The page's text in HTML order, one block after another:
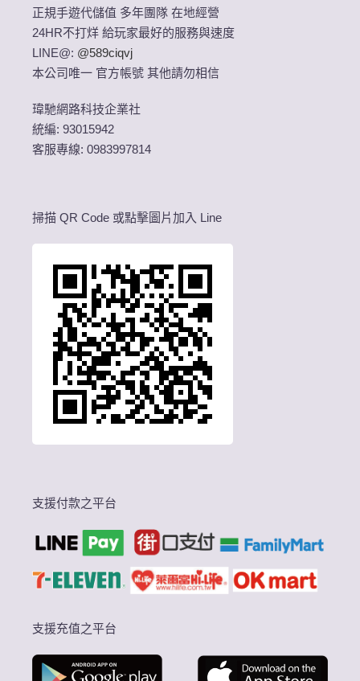
正規手遊代儲值 多年團隊 在地經營
24HR不打烊 給玩家最好的服務與速度
LINE@: @589ciqvj
本公司唯一 官方帳號 其他請勿相信
瑋馳網路科技企業社
統編: 93015942
客服專線: 0983997814
掃描 QR Code 或點擊圖片加入 Line
支援付款之平台
支援充值之平台